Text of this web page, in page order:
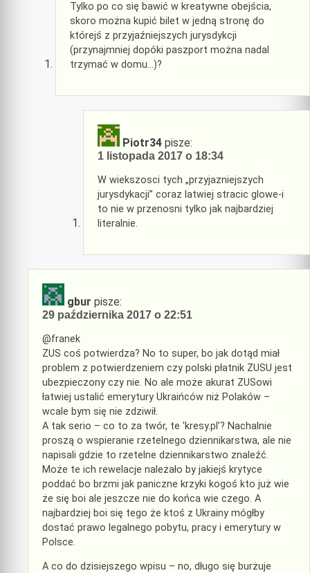
Tylko po co się bawić w kreatywne obejścia,
skoro można kupić bilet w jedną stronę do
którejś z przyjaźniejszych jurysdykcji
(przynajmniej dopóki paszport można nadal
trzymać w domu…)?
Piotr34 pisze:
1 listopada 2017 o 18:34
W wiekszosci tych „przyjazniejszych
jurysdykacji” coraz latwiej stracic glowe-i
to nie w przenosni tylko jak najbardziej
literalnie.
gbur pisze:
29 października 2017 o 22:51
@franek
ZUS coś potwierdza? No to super, bo jak dotąd miał
problem z potwierdzeniem czy polski płatnik ZUSU jest
ubezpieczony czy nie. No ale może akurat ZUSowi
łatwiej ustalić emerytury Ukraińców niż Polaków –
wcale bym się nie zdziwił.
A tak serio – co to za twór, te 'kresy.pl’? Nachalnie
proszą o wspieranie rzetelnego dziennikarstwa, ale nie
napisali gdzie to rzetelne dziennikarstwo znaleźć.
Może te ich rewelacje należało by jakiejś krytyce
poddać bo brzmi jak paniczne krzyki kogoś kto już wie
że się boi ale jeszcze nie do końca wie czego. A
najbardziej boi się tego że ktoś z Ukrainy mógłby
dostać prawo legalnego pobytu, pracy i emerytury w
Polsce.
A co do dzisiejszego wpisu – no, długo się burżuje